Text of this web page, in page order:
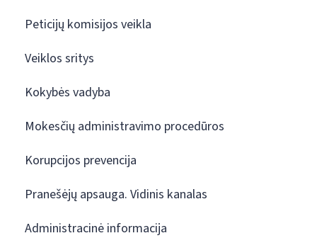
Peticijų komisijos veikla
Veiklos sritys
Kokybės vadyba
Mokesčių administravimo procedūros
Korupcijos prevencija
Pranešėjų apsauga. Vidinis kanalas
Administracinė informacija